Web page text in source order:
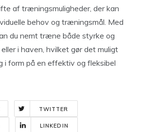
af træningsmuligheder, der kan
behov og træningsmål. Med
du nemt træne både styrke og
i haven, hvilket gør det muligt
i form på en effektiv og fleksibel
TWITTER
LINKEDIN